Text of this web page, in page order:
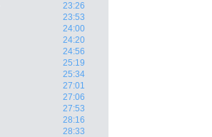
23:26
23:53
24:00
24:20
24:56
25:19
25:34
27:01
27:06
27:53
28:16
28:33